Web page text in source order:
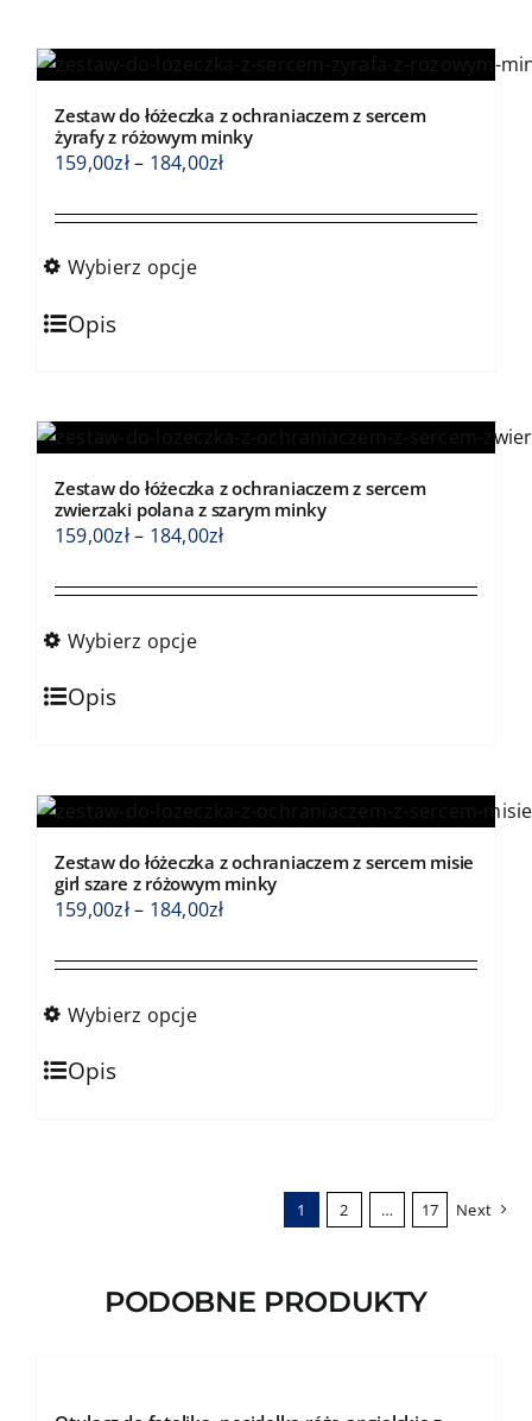
wariantów.
można
wybrać
stronie
produktu
Zestaw do łóżeczka z ochraniaczem z sercem
żyrafy z różowym minky
159,00zł– 184,00złZakres
od
Wybierz opcje
Ten
produkt
wariantów.
można
wybrać
stronie
produktu
Opis
Zestaw do łóżeczka z ochraniaczem z sercem
zwierzaki polana z szarym minky
159,00zł– 184,00złZakres
od
Wybierz opcje
Ten
produkt
wariantów.
można
wybrać
stronie
produktu
Opis
Zestaw do łóżeczka z ochraniaczem z sercem misie
girl szare z różowym minky
159,00zł– 184,00złZakres
od
Wybierz opcje
Ten
produkt
Opis
1 2 … 17 Next
PODOBNE PRODUKTY